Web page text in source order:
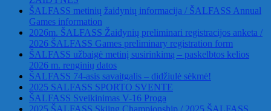
ŠALFASS metinių žaidynių informacija / ŠALFASS Annual
Games information
2026m. ŠALFASS Žaidynių preliminari registracijos anketa /
2026 ŠALFASS Games preliminary registration form
ŠALFASS užbaigė metinį susirinkimą – paskelbtos kelios
2026 m. renginių datos
ŠALFASS 74-asis savaitgalis – didžiulė sėkmė!
2025 SALFASS SPORTO SVENTE
ŠALFASS Sveikinimas V-16 Proga
2025 ŠALFASS Skiing Championship / 2025 ŠALFASS